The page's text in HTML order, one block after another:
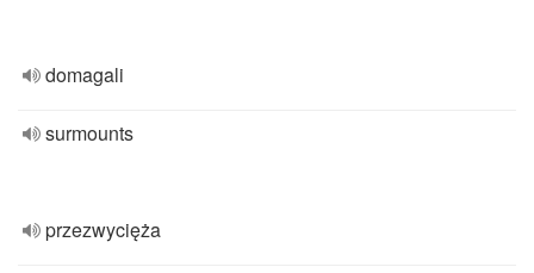
domagali
surmounts
przezwycięża